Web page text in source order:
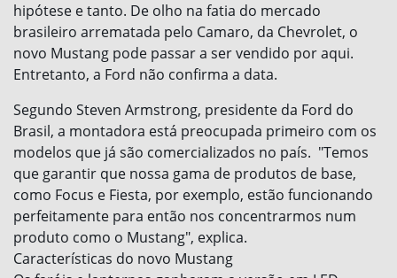
hipótese e tanto. De olho na fatia do mercado
brasileiro arrematada pelo Camaro, da Chevrolet, o
novo Mustang pode passar a ser vendido por aqui.
Entretanto, a Ford não confirma a data.
Segundo Steven Armstrong, presidente da Ford do
Brasil, a montadora está preocupada primeiro com os
modelos que já são comercializados no país. "Temos
que garantir que nossa gama de produtos de base,
como Focus e Fiesta, por exemplo, estão funcionando
perfeitamente para então nos concentrarmos num
produto como o Mustang", explica.
Características do novo Mustang